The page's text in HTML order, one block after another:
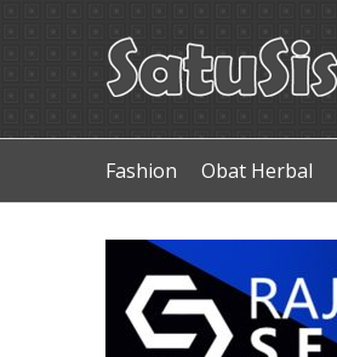
Fashion Obat Herbal